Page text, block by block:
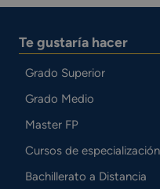
Te gustaría hacer
Grado Superior
Grado Medio
Master FP
Cursos de especialización
Bachillerato a Distancia